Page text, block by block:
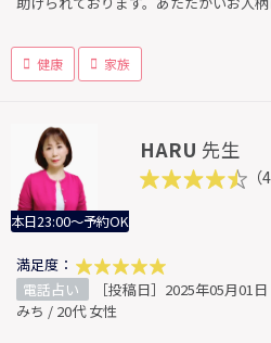
健康 家族
本日23:00～予約OK
HARU 先生
（
満足度：
電話占い
［投稿日］2025年05月01日
みち / 20代 女性